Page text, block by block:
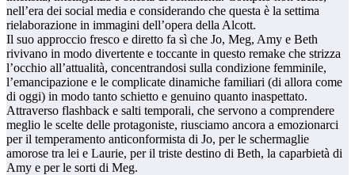
nell’era dei social media e considerando che questa è la settima
rielaborazione in immagini dell’opera della Alcott.
Il suo approccio fresco e diretto fa sì che Jo, Meg, Amy e Beth
rivivano in modo divertente e toccante in questo remake che strizza
l’occhio all’attualità, concentrandosi sulla condizione femminile,
l’emancipazione e le complicate dinamiche familiari (di allora come
di oggi) in modo tanto schietto e genuino quanto inaspettato.
Attraverso flashback e salti temporali, che servono a comprendere
meglio le scelte delle protagoniste, riusciamo ancora a emozionarci
per il temperamento anticonformista di Jo, per le schermaglie
amorose tra lei e Laurie, per il triste destino di Beth, la caparbietà di
Amy e per le sorti di Meg.